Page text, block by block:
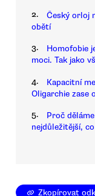
2.
Český orloj
obětí
3.
Homofobie
moci. Tak jako
4.
Kapacitní
Oligarchie zase
5.
Proč
nejdůležitější,
Zkopírovat